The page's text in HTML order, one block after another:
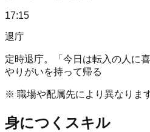
17:15
退庁
定時退庁。「今日は転入の人に
やりがいを持って帰る
※ 職場や配属先により異なりま
身につくスキル